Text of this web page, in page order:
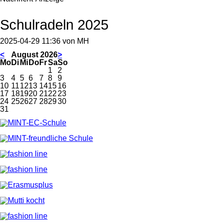
Schulradeln 2025
2025-04-29 11:36 von MH
<
August 2026>
Montag
Dienstag
Mittwoch
Donnerstag
Freitag
Samstag
Sonntag
1
2
3
4 5 6 7 8
9
10 111213 141516
17 181920 2122 23
24 252627 282930
31